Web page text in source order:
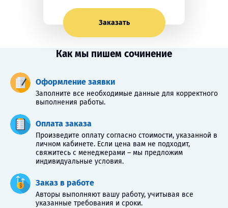
Заказать
Как мы пишем сочинение
Оформление заявки
Заполните все необходимые данные для корректного
выполнения работы.
Оплата заказа
Произведите оплату согласно стоимости, указанной в
личном кабинете. Если цена вам не подходит,
свяжитесь с менеджерами – мы предложим
индивидуальные условия.
Заказ в работе
Авторы выполняют вашу работу, учитывая все
указанные требования и сроки.